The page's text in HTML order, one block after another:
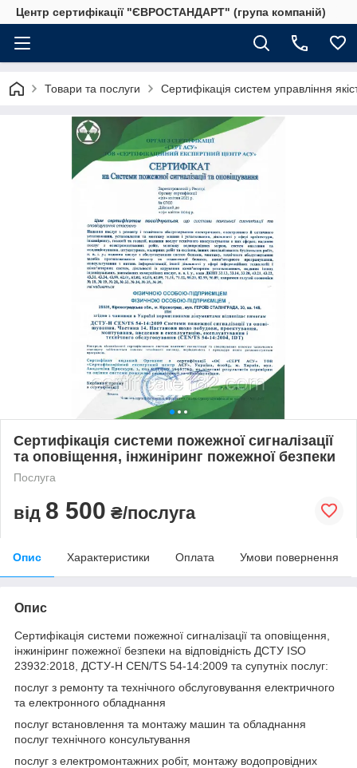
Центр сертифікації "ЄВРОСТАНДАРТ" (група компаній)
Товари та послуги Сертифікація систем управління
Сертифікація системи пожежної сигналізації
та оповіщення, інжиніринг пожежної безпеки
Послуга
від 8 500 ₴/послуга
Опис Характеристики Оплата Умови повернення
Опис
Сертифікація системи пожежної сигналізації та оповіщення,
інжиніринг пожежної безпеки на відповідність ДСТУ ISO
23932:2018, ДСТУ-Н CEN/TS 54-14:2009 та супутніх послуг:
послуг з ремонту та технічного обслуговування електричного
та електронного обладнання
послуг встановлення та монтажу машин та обладнання
послуг технічного консультування
послуг з електромонтажних робіт, монтажу водопровідних